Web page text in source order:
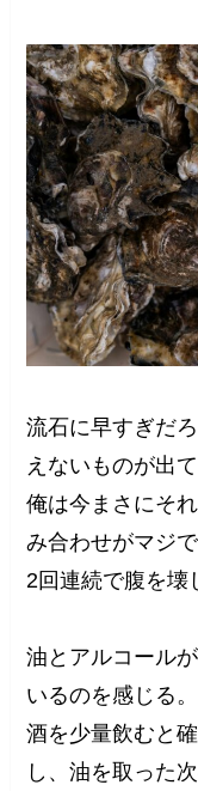
流石に早すぎだ
えないものが出
俺は今まさにそ
み合わせがマジ
2回連続で腹を壊
油とアルコール
いるのを感じる。
酒を少量飲むと
し、油を取った